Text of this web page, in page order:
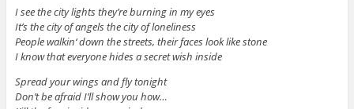
I see the city lights they’re burning in my eyes
It’s the city of angels the city of loneliness
People walkin‘ down the streets, their faces look like stone
I know that everyone hides a secret wish inside
Spread your wings and fly tonight
Don’t be afraid I’ll show you how…